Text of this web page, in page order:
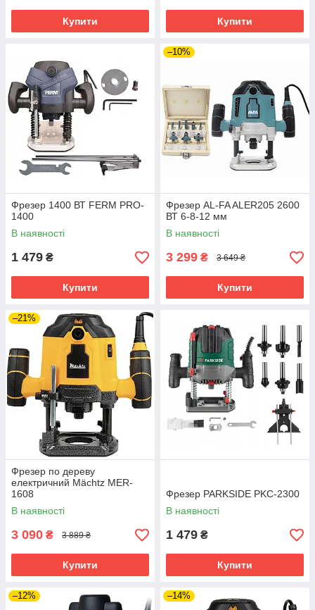
Купити Купити
Фрезер 1400 ВТ FERM PRO-
1400
В наявності
1 479 ₴
Купити
–10%
Фрезер AL-FA ALER205 2600
ВТ 6-8-12 мм
В наявності
3 299 ₴ 3 649 ₴
Купити
–21%
Фрезер по дереву
електричний Mächtz MER-
1608
В наявності
3 090 ₴ 3 889 ₴
Купити
Фрезер PARKSIDE PKC-2300
В наявності
1 479 ₴
Купити
–12% –14%